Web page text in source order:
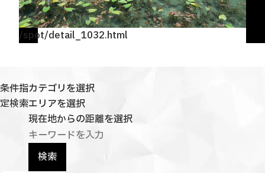
s
/spot/detail_1032.html
条件指
定検索
カテゴリを選択
エリアを選択
現在地からの距離を選択
検索
パンフレット
動画ライブラリー